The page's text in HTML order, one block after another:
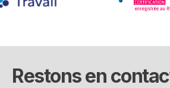
Restons en